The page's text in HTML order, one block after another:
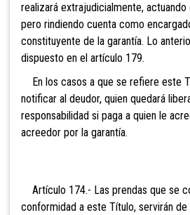
realizará extrajudicialmente,
pero rindiendo cuenta como
constituyente de la garantía. Lo
dispuesto en el artículo 179.
En los casos a que se refiere este
notificar al deudor, quien quedará
responsabilidad si paga a quien le
acreedor por la garantía.
Artículo 174.- Las prendas que se
conformidad a este Título, servirán de